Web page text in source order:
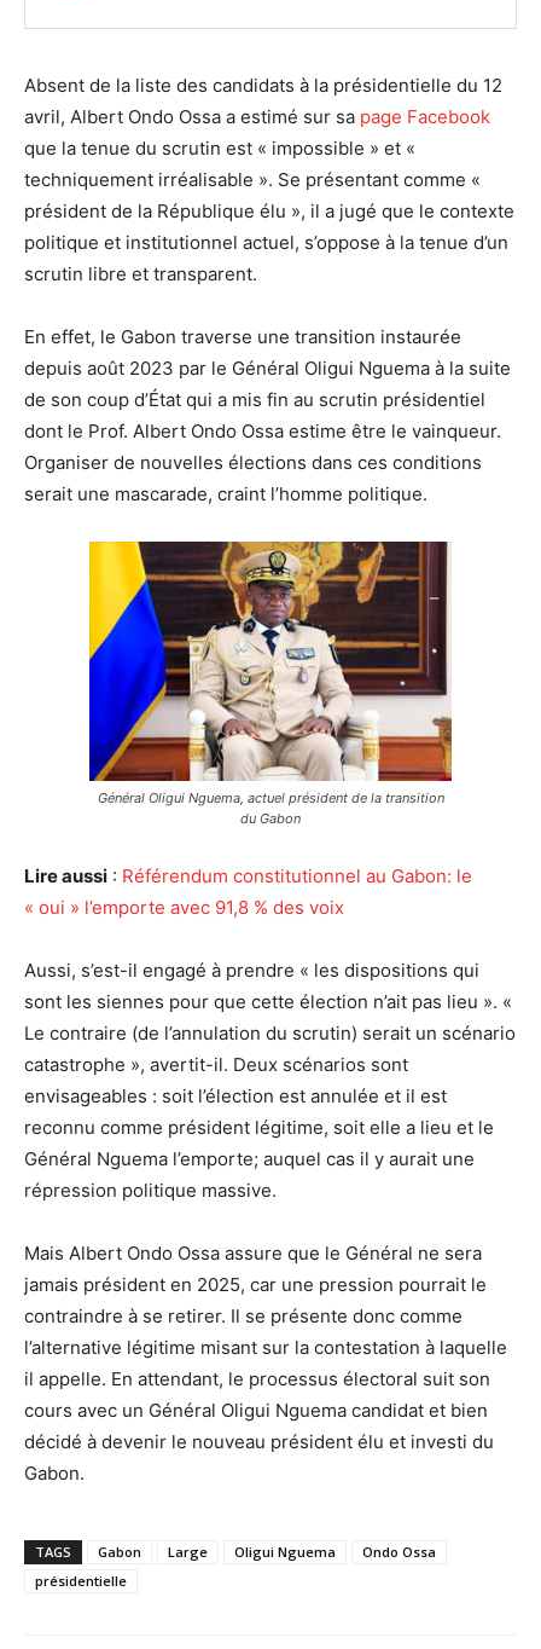
Absent de la liste des candidats à la présidentielle du 12
avril, Albert Ondo Ossa a estimé sur sa page Facebook
que la tenue du scrutin est « impossible » et «
techniquement irréalisable ». Se présentant comme «
président de la République élu », il a jugé que le contexte
politique et institutionnel actuel, s’oppose à la tenue d’un
scrutin libre et transparent.
En effet, le Gabon traverse une transition instaurée
depuis août 2023 par le Général Oligui Nguema à la suite
de son coup d’État qui a mis fin au scrutin présidentiel
dont le Prof. Albert Ondo Ossa estime être le vainqueur.
Organiser de nouvelles élections dans ces conditions
serait une mascarade, craint l’homme politique.
Général Oligui Nguema, actuel président de la transition
du Gabon
Lire aussi : Référendum constitutionnel au Gabon: le
« oui » l’emporte avec 91,8 % des voix
Aussi, s’est-il engagé à prendre « les dispositions qui
sont les siennes pour que cette élection n’ait pas lieu ». «
Le contraire (de l’annulation du scrutin) serait un scénario
catastrophe », avertit-il. Deux scénarios sont
envisageables : soit l’élection est annulée et il est
reconnu comme président légitime, soit elle a lieu et le
Général Nguema l’emporte; auquel cas il y aurait une
répression politique massive.
Mais Albert Ondo Ossa assure que le Général ne sera
jamais président en 2025, car une pression pourrait le
contraindre à se retirer. Il se présente donc comme
l’alternative légitime misant sur la contestation à laquelle
il appelle. En attendant, le processus électoral suit son
cours avec un Général Oligui Nguema candidat et bien
décidé à devenir le nouveau président élu et investi du
Gabon.
TAGS Gabon Large Oligui Nguema
Ondo Ossa
présidentielle